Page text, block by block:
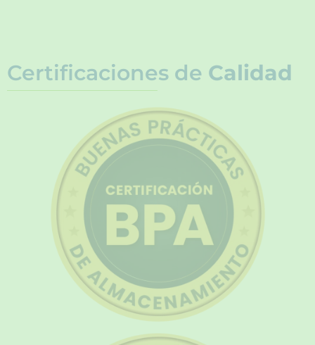
Certificaciones de Calidad